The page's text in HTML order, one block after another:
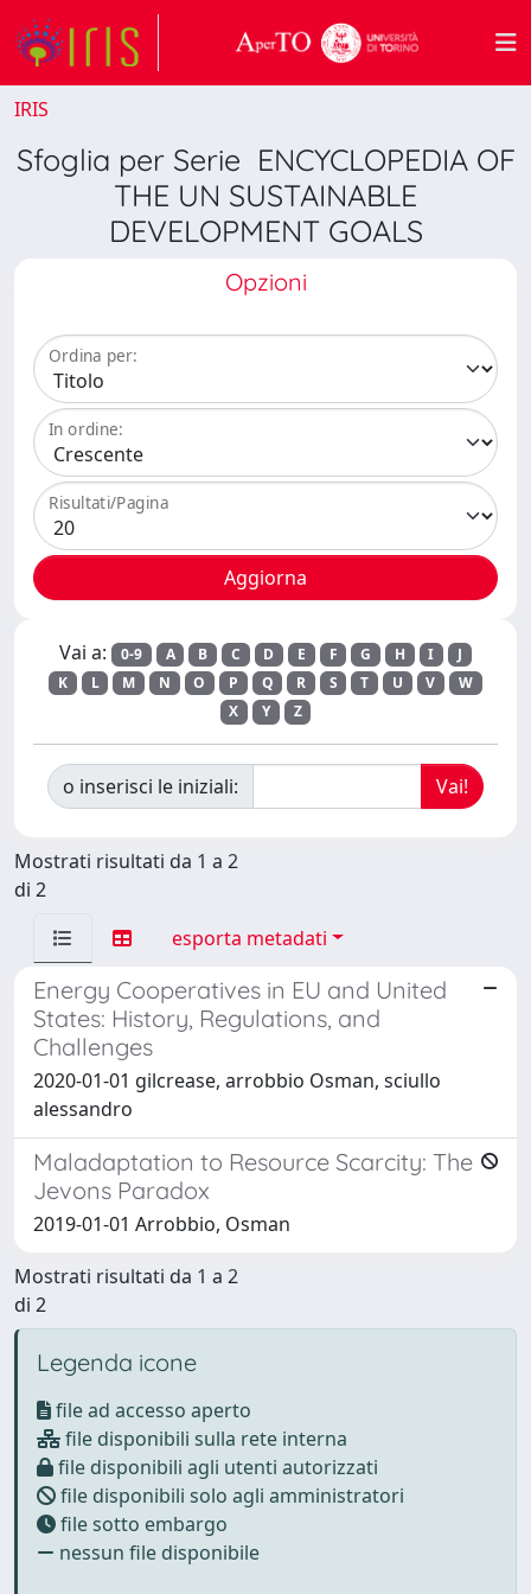
IRIS
Sfoglia per Serie ENCYCLOPEDIA OF
THE UN SUSTAINABLE
DEVELOPMENT GOALS
Opzioni
Ordina per:
In ordine:
Risultati/Pagina
Vai a: 0-9 A B C D E F G H I
J
K
L M N O P Q R S T U V
W
X
Y Z
o inserisci le iniziali:
Mostrati risultati da 1 a 2
di 2
esporta metadati
Energy Cooperatives in EU and United
States: History, Regulations, and
Challenges
2020-01-01 gilcrease, arrobbio Osman, sciullo
alessandro
Maladaptation to Resource Scarcity: The
Jevons Paradox
2019-01-01 Arrobbio, Osman
Mostrati risultati da 1 a 2
di 2
Legenda icone
file ad accesso aperto
file disponibili sulla rete interna
file disponibili agli utenti autorizzati
file disponibili solo agli amministratori
file sotto embargo
nessun file disponibile